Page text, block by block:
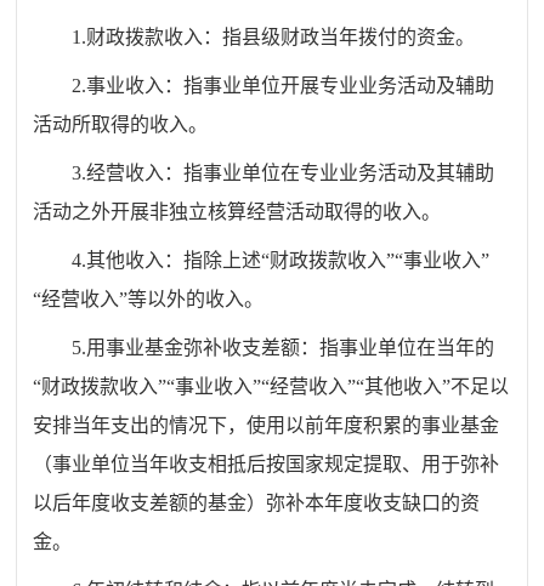
1.财政拨款收入：指县级财政当年拨付的资金。
2.事业收入：指事业单位开展专业业务活动及辅助
活动所取得的收入。
3.经营收入：指事业单位在专业业务活动及其辅助
活动之外开展非独立核算经营活动取得的收入。
4.其他收入：指除上述“财政拨款收入”“事业收入”
“经营收入”等以外的收入。
5.用事业基金弥补收支差额：指事业单位在当年的
“财政拨款收入”“事业收入”“经营收入”“其他收入”不足以
安排当年支出的情况下，使用以前年度积累的事业基金
（事业单位当年收支相抵后按国家规定提取、用于弥补
以后年度收支差额的基金）弥补本年度收支缺口的资
金。